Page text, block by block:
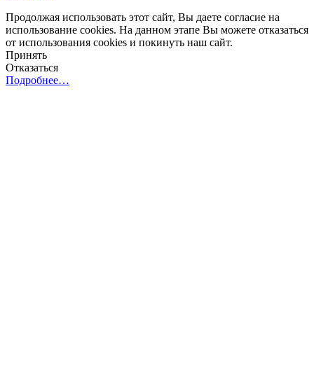
Продолжая использовать этот сайт, Вы даете согласие на
использование cookies. На данном этапе Вы можете отказаться
от использования cookies и покинуть наш сайт.
Принять
Отказаться
Подробнее…